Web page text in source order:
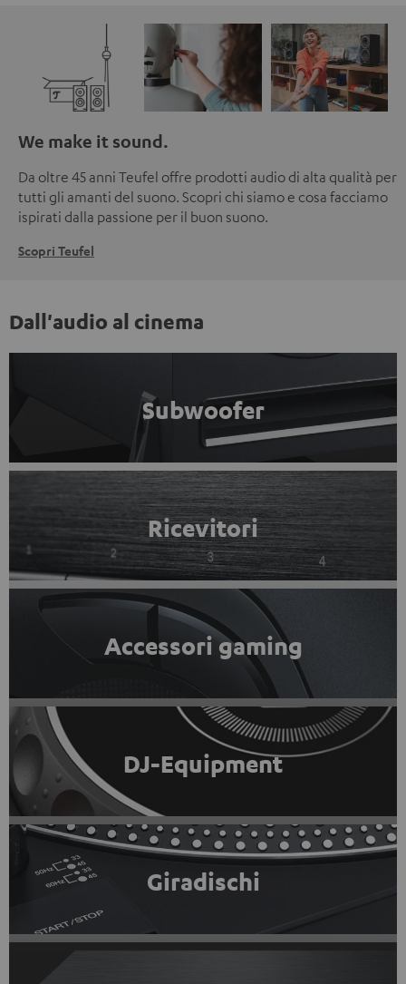
We make it sound.
Da oltre 45 anni Teufel offre prodotti audio di alta qualità per
tutti gli amanti del suono. Scopri chi siamo e cosa facciamo
ispirati dalla passione per il buon suono.
Scopri Teufel
Dall'audio al cinema
Subwoofer
Ricevitori
Accessori gaming
DJ-Equipment
Giradischi